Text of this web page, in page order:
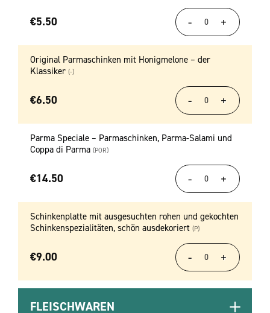
€5.50
Original Parmaschinken mit Honigmelone – der
Klassiker (-)
€6.50
Parma Speciale – Parmaschinken, Parma-Salami und
Coppa di Parma (POR)
€14.50
Schinkenplatte mit ausgesuchten rohen und gekochten
Schinkenspezialitäten, schön ausdekoriert (P)
€9.00
FLEISCHWAREN